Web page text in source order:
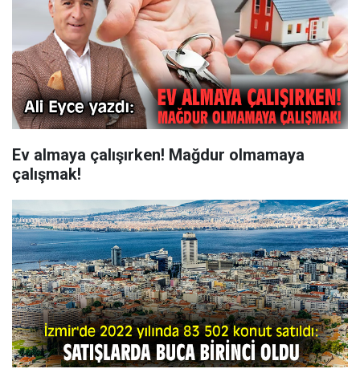
Ev almaya çalışırken! Mağdur olmamaya
çalışmak!